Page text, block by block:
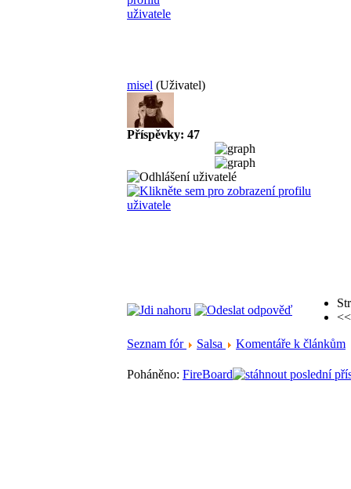
misel (Uživatel)
Příspěvky: 47
Seznam fór
Salsa Komentáře k článkům
Poháněno: FireBoard